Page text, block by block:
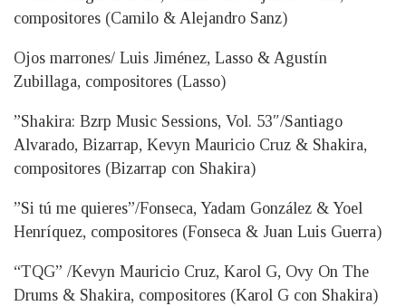
compositores (Camilo & Alejandro Sanz)
Ojos marrones/ Luis Jiménez, Lasso & Agustín
Zubillaga, compositores (Lasso)
”Shakira: Bzrp Music Sessions, Vol. 53″/Santiago
Alvarado, Bizarrap, Kevyn Mauricio Cruz & Shakira,
compositores (Bizarrap con Shakira)
”Si tú me quieres”/Fonseca, Yadam González & Yoel
Henríquez, compositores (Fonseca & Juan Luis Guerra)
“TQG” /Kevyn Mauricio Cruz, Karol G, Ovy On The
Drums & Shakira, compositores (Karol G con Shakira)